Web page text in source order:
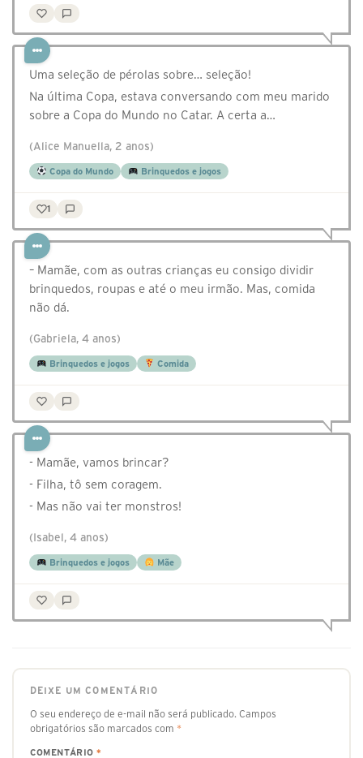
Uma seleção de pérolas sobre… seleção!
Na última Copa, estava conversando com meu marido
sobre a Copa do Mundo no Catar. A certa a…
(Alice Manuella, 2 anos)
Copa do Mundo Brinquedos e jogos
1
– Mamãe, com as outras crianças eu consigo dividir
brinquedos, roupas e até o meu irmão. Mas, comida
não dá.
(Gabriela, 4 anos)
Brinquedos e jogos Comida
- Mamãe, vamos brincar?
- Filha, tô sem coragem.
- Mas não vai ter monstros!
(Isabel, 4 anos)
Brinquedos e jogos Mãe
DEIXE UM COMENTÁRIO
O seu endereço de e-mail não será publicado. Campos
obrigatórios são marcados com *
COMENTÁRIO *